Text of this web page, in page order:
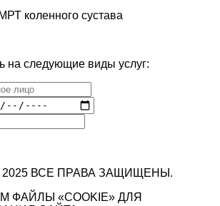
МРТ коленного сустава
на следующие виды услуг:
ВСЕ ПРАВА ЗАЩИЩЕНЫ.
ФАЙЛЫ «COOKIE» ДЛЯ